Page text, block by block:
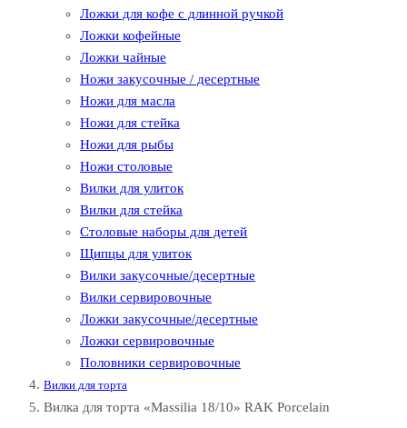
Ложки для кофе с длинной ручкой
Ложки кофейные
Ложки чайные
Ножи закусочные / десертные
Ножи для масла
Ножи для стейка
Ножи для рыбы
Ножи столовые
Вилки для улиток
Вилки для стейка
Столовые наборы для детей
Щипцы для улиток
Вилки закусочные/десертные
Вилки сервировочные
Ложки закусочные/десертные
Ложки сервировочные
Половники сервировочные
Вилки для торта
Вилка для торта «Massilia 18/10» RAK Porcelain